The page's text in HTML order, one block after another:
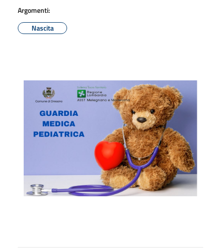
Argomenti:
Nascita